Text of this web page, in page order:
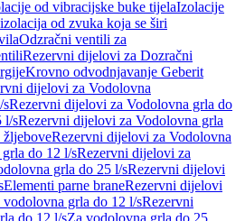
od vibracijske buke tijelaIzolacije
od zvuka koja se širi
Odzračni ventili za
Rezervni dijelovi za Dozračni
Krovno odvodnjavanje Geberit
dijelovi za Vodolovna
sRezervni dijelovi za Vodolovna grla do
l/sRezervni dijelovi za Vodolovna grla
žljeboveRezervni dijelovi za Vodolovna
do 12 l/sRezervni dijelovi za
grla do 25 l/sRezervni dijelovi
Elementi parne braneRezervni dijelovi
vodolovna grla do 12 l/sRezervni
do 12 l/sZa vodolovna grla do 25